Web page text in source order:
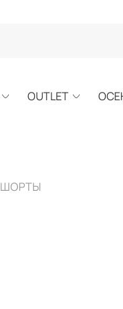
OUTLET
ШОРТЫ